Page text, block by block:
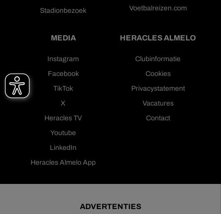
Stadionbezoek
Voetbalreizen.com
MEDIA
Instagram
Facebook
TikTok
X
Heracles TV
Youtube
LinkedIn
Heracles Almelo App
HERACLES ALMELO
Clubinformatie
Cookies
Privacystatement
Vacatures
Contact
ADVERTENTIES